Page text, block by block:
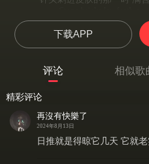
石板满满砌进
Bright lights loud noise
灯光交错 噪声四起
我们能逃进那幻想中可
针头刺进皮肤的那一时 满
Stone bricks lay forth on
Bright lights loud noise
下载APP
评论 相似歌
精彩评论
再沒有快樂了
2024年8月13日
日推就是得晾它几天 它就老